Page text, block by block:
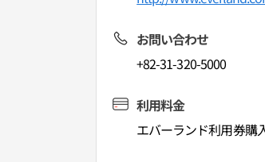
お問い合わせ
+82-31-320-5000
利用料金
エバーランド利用券購